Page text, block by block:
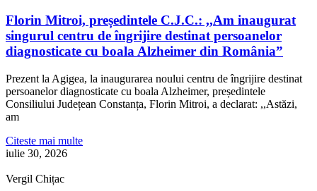
Florin Mitroi, președintele C.J.C.: ,,Am inaugurat
singurul centru de îngrijire destinat persoanelor
diagnosticate cu boala Alzheimer din România”
Prezent la Agigea, la inaugurarea noului centru de îngrijire destinat
persoanelor diagnosticate cu boala Alzheimer, președintele
Consiliului Județean Constanța, Florin Mitroi, a declarat: ,,Astăzi,
am
Citeste mai multe
iulie 30, 2026
Vergil Chițac